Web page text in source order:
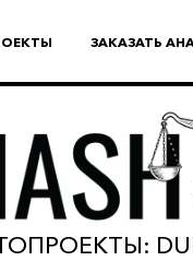
ЗАКАЗАТЬ